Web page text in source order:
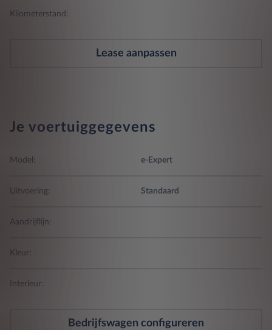
Kilometerstand:
Lease aanpassen
Je voertuiggegevens
Model: e-Expert
Uitvoering: Standaard
Aandrijflijn:
Kleur:
Interieur:
Bedrijfswagen configureren